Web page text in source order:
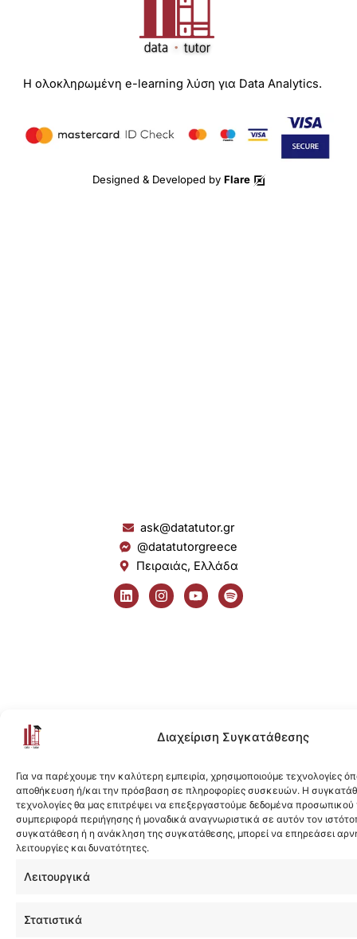
Διαχείριση Συγκατάθεσης
Για να παρέχουμε την καλύτερη εμπειρία, χρησιμοποιούμε τεχνολογίες
αποθήκευση ή/και την πρόσβαση σε πληροφορίες συσκευών. Η
τεχνολογίες θα μας επιτρέψει να επεξεργαστούμε δεδομένα
συμπεριφορά περιήγησης ή μοναδικά αναγνωριστικά σε αυτόν τον
συγκατάθεση ή η ανάκληση της συγκατάθεσης, μπορεί να επηρεάσει
λειτουργίες και δυνατότητες.
Λειτουργικά
Στατιστικά
Η ολοκληρωμένη e-learning λύση για Data Analytics.
Designed & Developed by Flare
ask@datatutor.gr
@datatutorgreece
Πειραιάς, Ελλάδα
L
i
n
I
n
s
Y
o
u
S
p
o